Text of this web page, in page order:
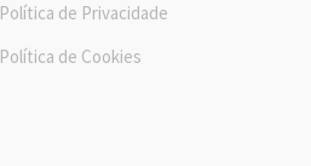
Política de Privacidade
Política de Cookies